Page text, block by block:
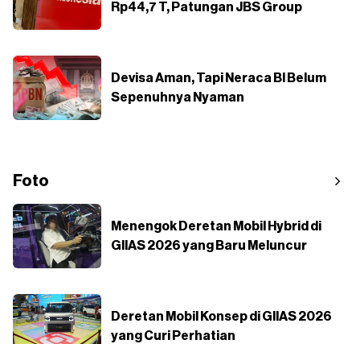
Rp44,7 T, Patungan JBS Group
Devisa Aman, Tapi Neraca BI Belum
Sepenuhnya Nyaman
Foto
Menengok Deretan Mobil Hybrid di
GIIAS 2026 yang Baru Meluncur
Deretan Mobil Konsep di GIIAS 2026
yang Curi Perhatian